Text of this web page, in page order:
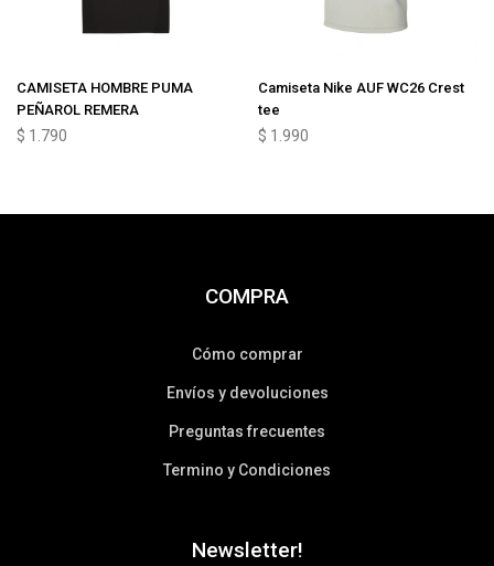
CAMISETA HOMBRE PUMA
PEÑAROL REMERA
$ 1.790
Camiseta Nike AUF WC26 Crest
tee
$ 1.990
COMPRA
Cómo comprar
Envíos y devoluciones
Preguntas frecuentes
Termino y Condiciones
Newsletter!